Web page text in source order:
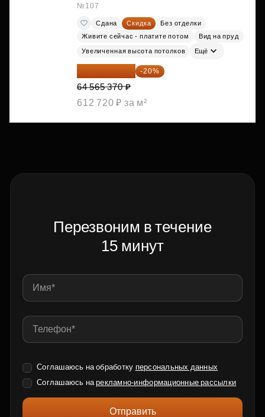
№107
Сдана Скидка
Без отделки
Живите сейчас - платите потом
Вид на пруд
Увеличенная высота потолков Ещё
51 652 296 ₽ -20%
64 565 370 ₽
612 720 ₽ за м²
Перезвоним в течение
15 минут
Соглашаюсь на обработку персональных данных
Соглашаюсь нарекламно-информационные рассылки
Отправить